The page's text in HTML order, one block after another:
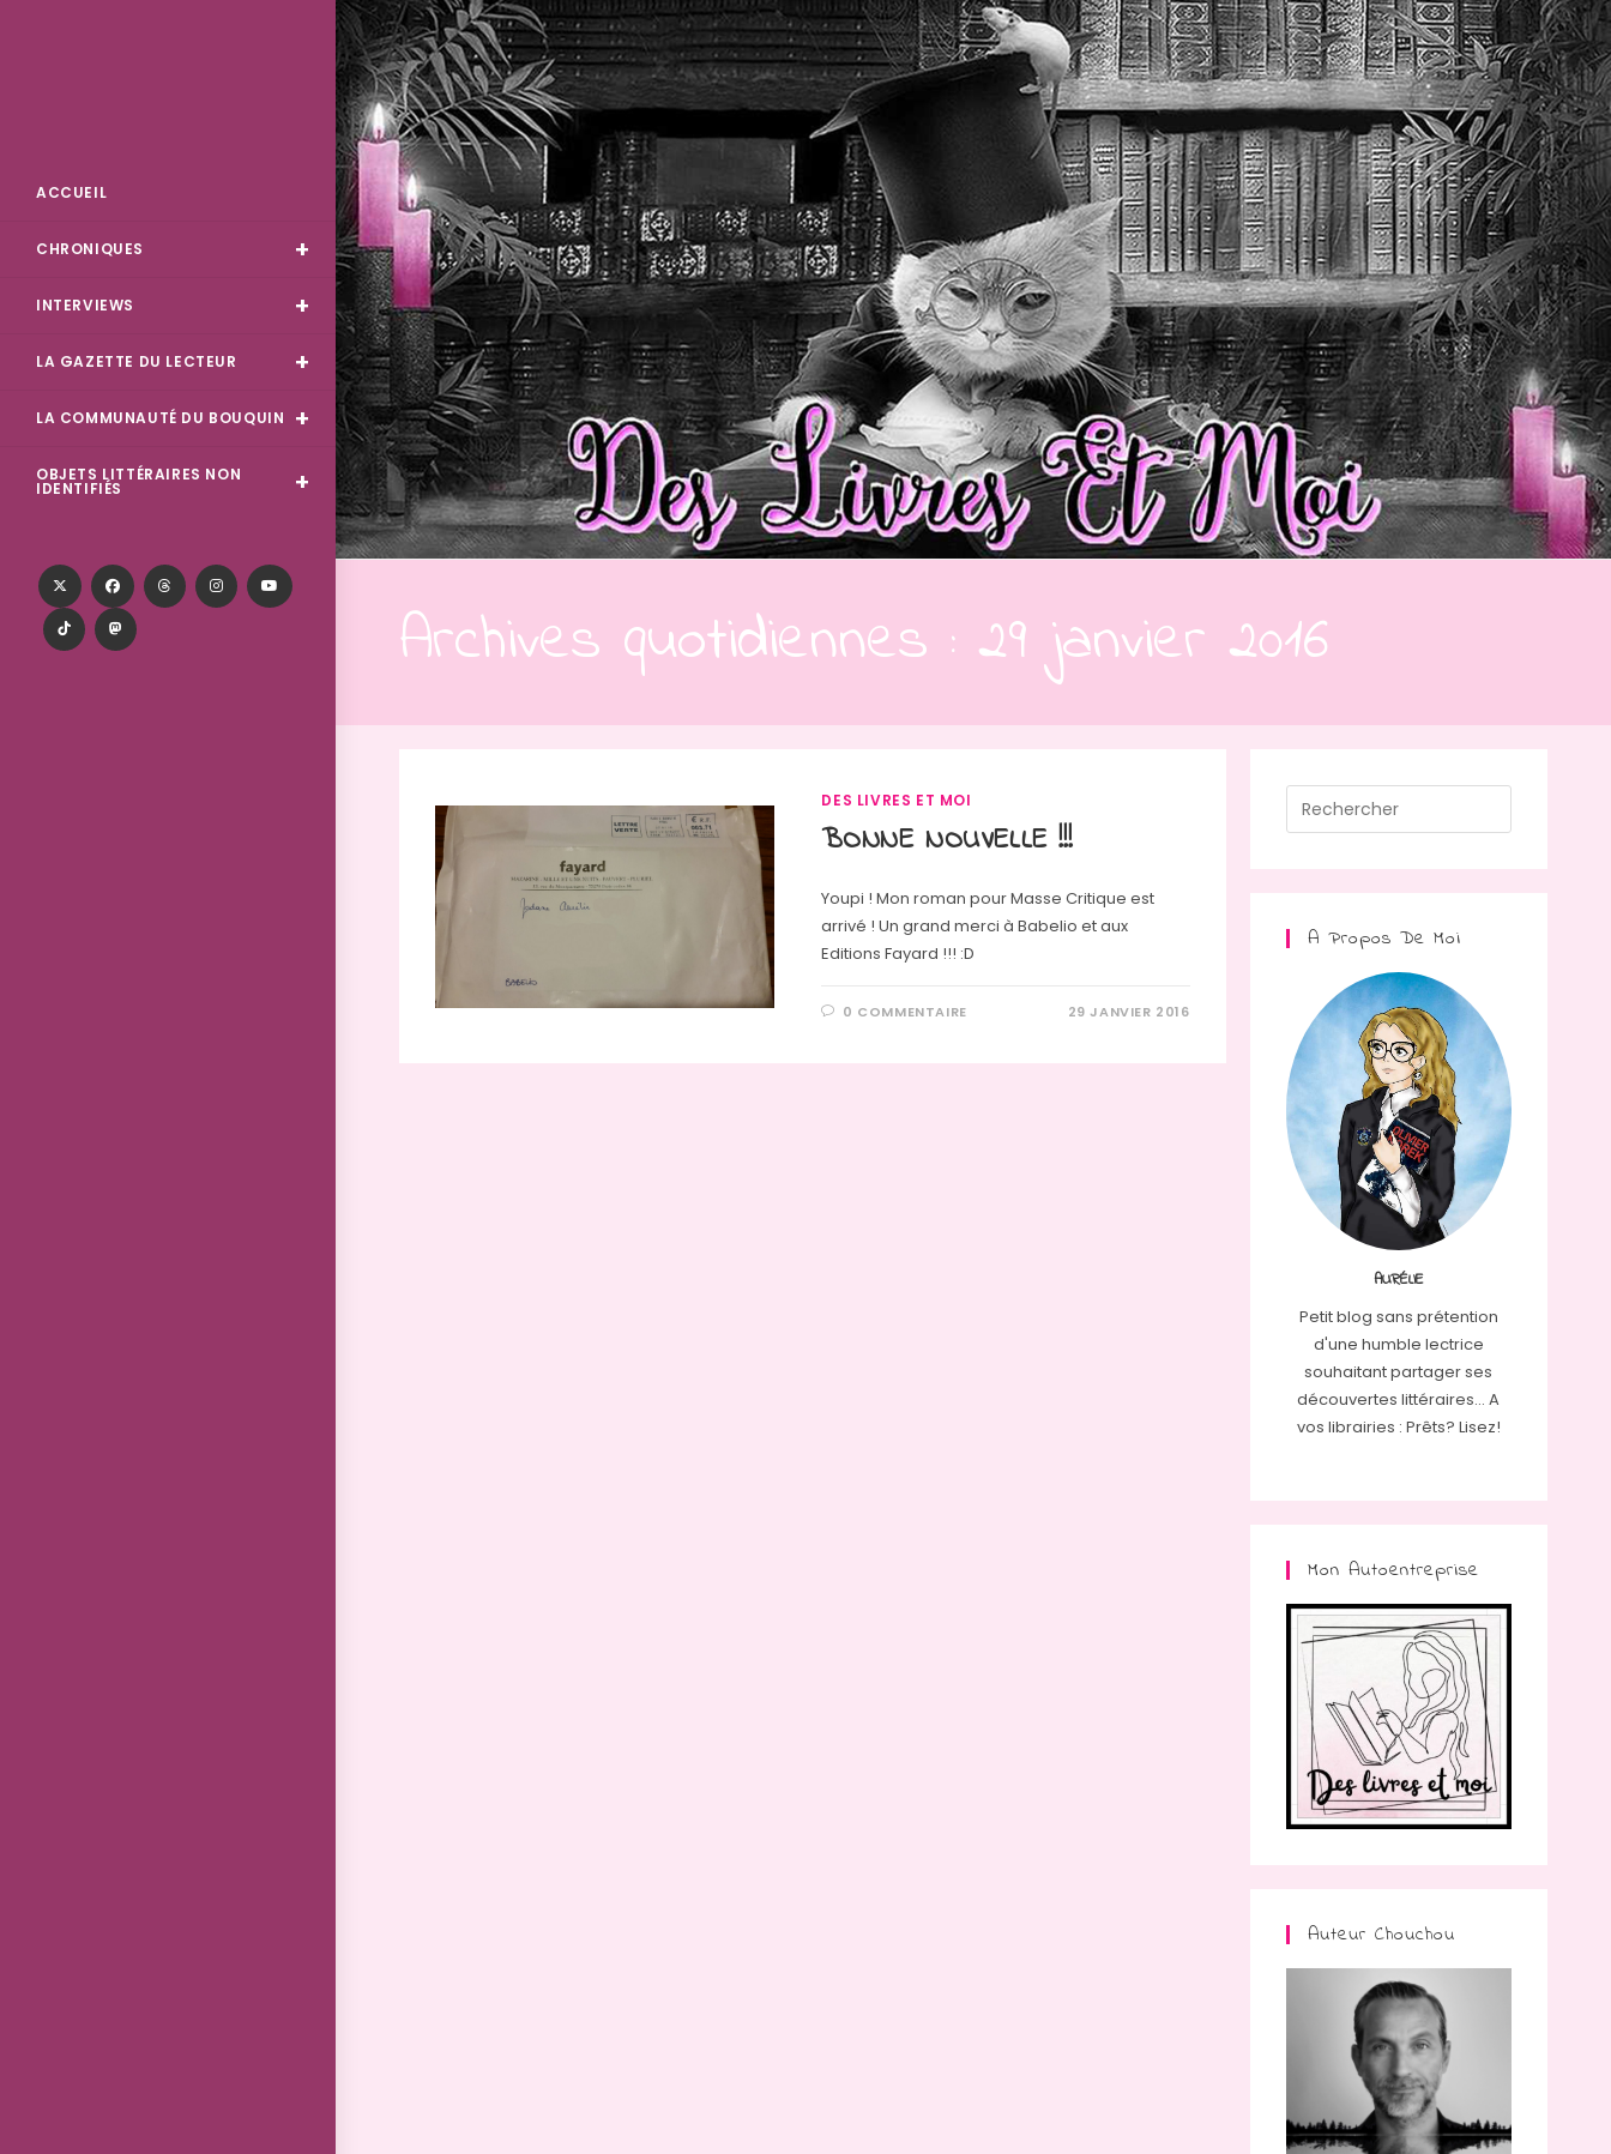
Skip
to
content
ACCUEIL
CHRONIQUES
INTERVIEWS
LA GAZETTE DU LECTEUR
LA COMMUNAUTÉ DU BOUQUIN
OBJETS LITTÉRAIRES NON
IDENTIFIÉS
Archives quotidiennes : 29 janvier 2016
DES LIVRES ET MOI
BONNE NOUVELLE !!!
Youpi ! Mon roman pour Masse Critique est
arrivé ! Un grand merci à Babelio et aux
Editions Fayard !!! :D
0 COMMENTAIRE 29 JANVIER 2016
Escape
A Propos De Moi
AURÉLIE
Petit blog sans prétention
d'une humble lectrice
souhaitant partager ses
découvertes littéraires... A
vos librairies : Prêts? Lisez!
Mon Autoentreprise
Auteur Chouchou